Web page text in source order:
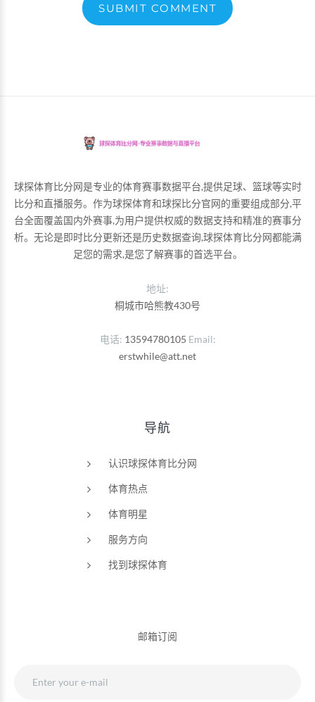
SUBMIT COMMENT
球探体育比分网是专业的体育赛事数据平台,提供足球、篮球等实时
比分和直播服务。作为球探体育和球探比分官网的重要组成部分,平
台全面覆盖国内外赛事,为用户提供权威的数据支持和精准的赛事分
析。无论是即时比分更新还是历史数据查询,球探体育比分网都能满
足您的需求,是您了解赛事的首选平台。
地址:
桐城市哈熊教430号
电话 13594780105 Email
erstwhile@att.net
导航
认识球探体育比分网
体育热点
体育明星
服务方向
找到球探体育
邮箱订阅